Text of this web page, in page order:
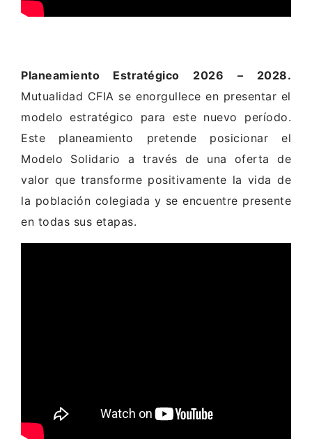
Planeamiento Estratégico 2026 – 2028.
Mutualidad CFIA se enorgullece en presentar el
modelo estratégico para este nuevo período.
Este planeamiento pretende posicionar el
Modelo Solidario a través de una oferta de
valor que transforme positivamente la vida de
la población colegiada y se encuentre presente
en todas sus etapas.